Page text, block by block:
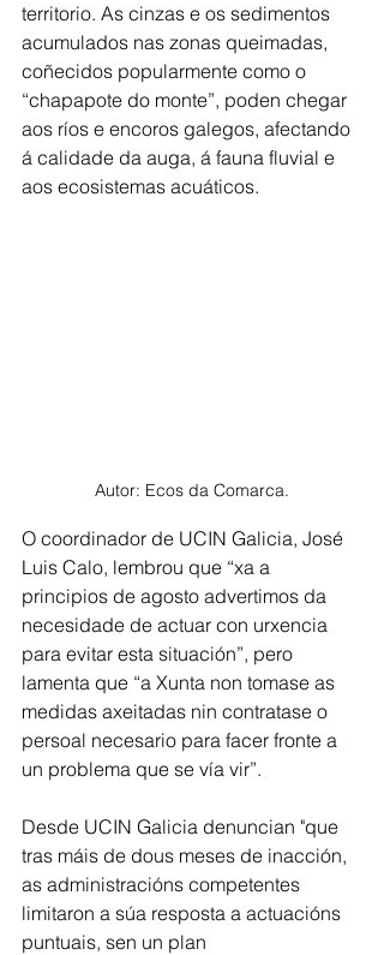
territorio. As cinzas e os sedimentos
acumulados nas zonas queimadas,
coñecidos popularmente como o
“chapapote do monte”, poden chegar
aos ríos e encoros galegos, afectando
á calidade da auga, á fauna fluvial e
aos ecosistemas acuáticos.
Autor: Ecos da Comarca.
O coordinador de UCIN Galicia, José
Luis Calo, lembrou que “xa a
principios de agosto advertimos da
necesidade de actuar con urxencia
para evitar esta situación”, pero
lamenta que “a Xunta non tomase as
medidas axeitadas nin contratase o
persoal necesario para facer fronte a
un problema que se vía vir”.
Desde UCIN Galicia denuncian "que
tras máis de dous meses de inacción,
as administracións competentes
limitaron a súa resposta a actuacións
puntuais, sen un plan